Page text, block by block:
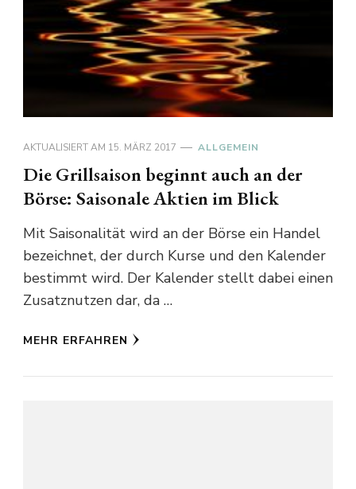
AKTUALISIERT AM 15. MÄRZ 2017 ALLGEMEIN
Die Grillsaison beginnt auch an der
Börse: Saisonale Aktien im Blick
Mit Saisonalität wird an der Börse ein Handel
bezeichnet, der durch Kurse und den Kalender
bestimmt wird. Der Kalender stellt dabei einen
Zusatznutzen dar, da …
MEHR ERFAHREN